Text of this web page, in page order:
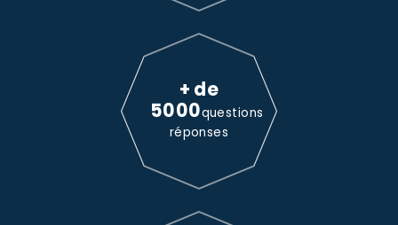
+ de
5000questions
réponses